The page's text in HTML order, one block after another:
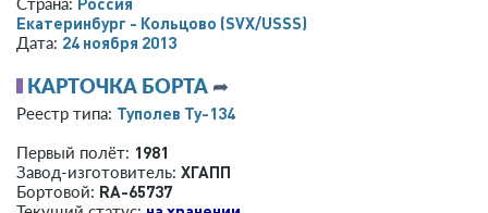
Екатеринбург - Кольцово (SVX/USSS)
Дата: 24 ноября 2013
КАРТОЧКА БОРТА ➦
Реестр типа: Туполев Ту-134
Первый полёт: 1981
Завод-изготовитель: ХГАПП
Бортовой: RA-65737